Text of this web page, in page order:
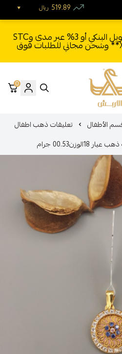
خصم يصل إلى 7.5% بالتحويل البنكي أو 3% عبر مدى وSTC
Pay + خصم بكود **X123** وشحن مجاني للطلبات فوق
للذهب
0
الأطفال تعليقات ذهب اطفال
جرام
ريال 519.89